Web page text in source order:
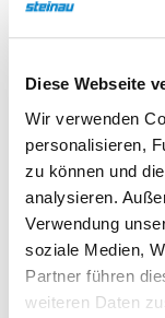
Diese Webseite
Wir verwenden
personalisieren,
zu können und
analysieren.
Verwendung
soziale Medien,
Partner führen
weiteren Daten
Beschreibung
Türtyp: H120-1